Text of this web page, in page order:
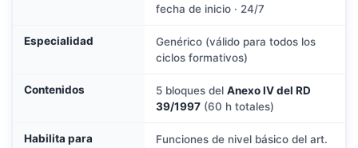
fecha de inicio · 24/7
Especialidad
Genérico (válido para todos los
ciclos formativos)
Contenidos 5 bloques del Anexo IV del RD
39/1997 (60 h totales)
Habilita para
Funciones de nivel básico del art.